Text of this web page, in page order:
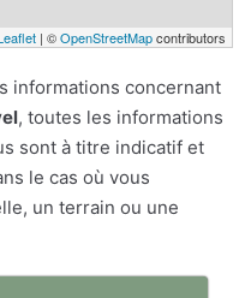
| ©OpenStreetMapcontributors
informations concernant
, toutes les informations
sont à titre indicatif et
le cas où vous
un terrain ou une